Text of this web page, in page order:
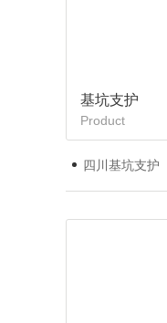
基坑支护
Product
四川基坑支护